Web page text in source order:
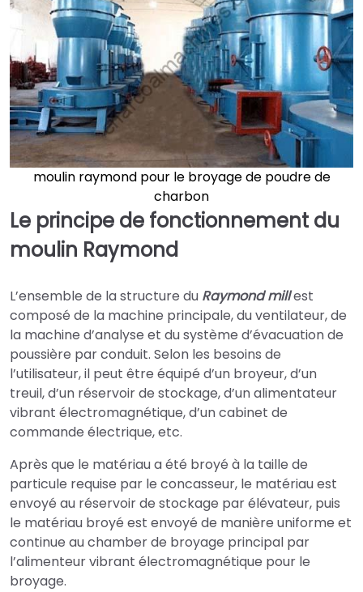
moulin raymond pour le broyage de poudre de
charbon
Le principe de fonctionnement du
moulin Raymond
L’ensemble de la structure du Raymond millest
composé de la machine principale, du ventilateur, de
la machine d’analyse et du système d’évacuation de
poussière par conduit. Selon les besoins de
l’utilisateur, il peut être équipé d’un broyeur, d’un
treuil, d’un réservoir de stockage, d’un alimentateur
vibrant électromagnétique, d’un cabinet de
commande électrique, etc.
Après que le matériau a été broyé à la taille de
particule requise par le concasseur, le matériau est
envoyé au réservoir de stockage par élévateur, puis
le matériau broyé est envoyé de manière uniforme et
continue au chamber de broyage principal par
l’alimenteur vibrant électromagnétique pour le
broyage.